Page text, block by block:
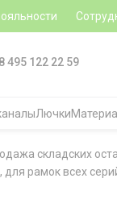
8 495 122 22 59
Лючки
складских
рамок всех